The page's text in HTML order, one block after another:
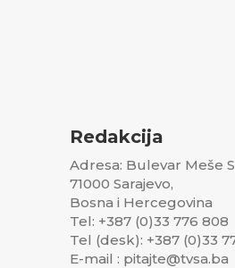
Redakcija
Adresa: Bulevar Meše
71000 Sarajevo,
Bosna i Hercegovina
Tel: +387 (0)33 776 808
Tel (desk): +387 (0)33
E-mail : pitajte@tvsa.ba